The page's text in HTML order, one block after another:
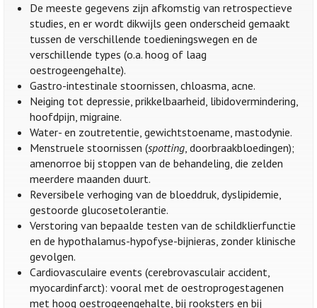
De meeste gegevens zijn afkomstig van retrospectieve
studies, en er wordt dikwijls geen onderscheid gemaakt
tussen de verschillende toedieningswegen en de
verschillende types (o.a. hoog of laag
oestrogeengehalte).
Gastro-intestinale stoornissen, chloasma, acne.
Neiging tot depressie, prikkelbaarheid, libidovermindering,
hoofdpijn, migraine.
Water- en zoutretentie, gewichtstoename, mastodynie.
Menstruele stoornissen (spotting, doorbraakbloedingen);
amenorroe bij stoppen van de behandeling, die zelden
meerdere maanden duurt.
Reversibele verhoging van de bloeddruk, dyslipidemie,
gestoorde glucosetolerantie.
Verstoring van bepaalde testen van de schildklierfunctie
en de hypothalamus-hypofyse-bijnieras, zonder klinische
gevolgen.
Cardiovasculaire events (cerebrovasculair accident,
myocardinfarct): vooral met de oestroprogestagenen
met hoog oestrogeengehalte, bij rooksters en bij